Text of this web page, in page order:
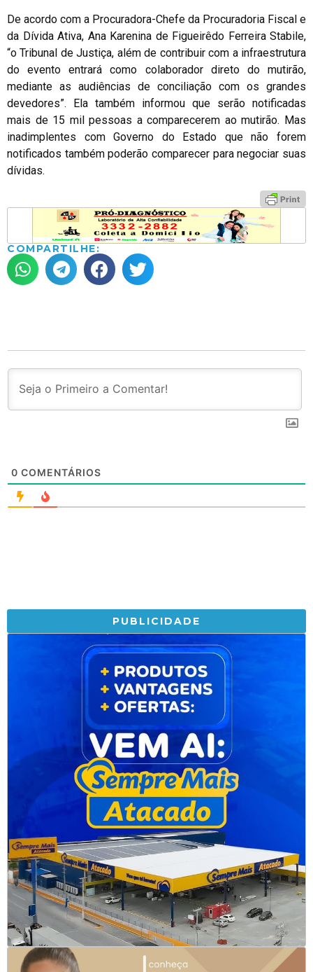
De acordo com a Procuradora-Chefe da Procuradoria Fiscal e
da Dívida Ativa, Ana Karenina de Figueirêdo Ferreira Stabile,
“o Tribunal de Justiça, além de contribuir com a infraestrutura
do evento entrará como colaborador direto do mutirão,
mediante as audiências de conciliação com os grandes
devedores”. Ela também informou que serão notificadas
mais de 15 mil pessoas a comparecerem ao mutirão. Mas
inadimplentes com Governo do Estado que não forem
notificados também poderão comparecer para negociar suas
dívidas.
COMPARTILHE:
0 COMENTÁRIOS
PUBLICIDADE